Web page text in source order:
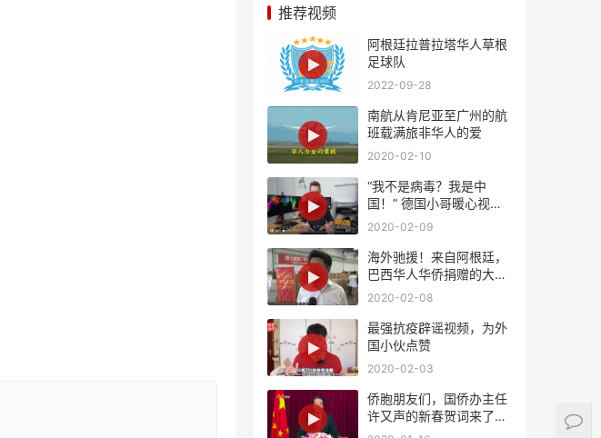
推荐视频
阿根廷拉普拉塔华人草根
足球队
2022-09-28
南航从肯尼亚至广州的航
班载满旅非华人的爱
2020-02-10
“我不是病毒？我是中
国！” 德国小哥暖心视频
支持中国！
2020-02-09
海外驰援！来自阿根廷，
巴西华人华侨捐赠的大批
量紧缺医疗物资将陆续抵
2020-02-08
最强抗疫辟谣视频，为外
国小伙点赞
2020-02-03
侨胞朋友们，国侨办主任
许又声的新春贺词来了，
请查收！